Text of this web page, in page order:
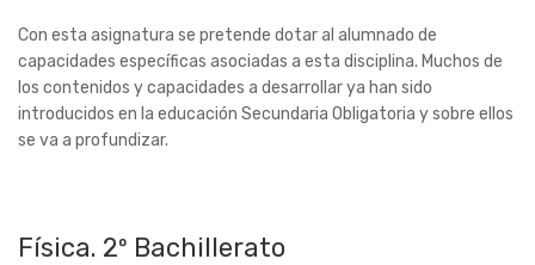
Con esta asignatura se pretende dotar al alumnado de
capacidades específicas asociadas a esta disciplina. Muchos de
los contenidos y capacidades a desarrollar ya han sido
introducidos en la educación Secundaria Obligatoria y sobre ellos
se va a profundizar.
Física. 2º Bachillerato